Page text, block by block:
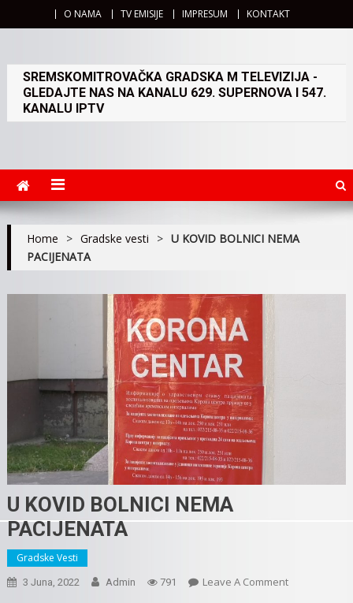
O NAMA TV EMISIJE IMPRESUM KONTAKT
SREMSKOMITROVAČKA GRADSKA M TELEVIZIJA -
GLEDAJTE NAS NA KANALU 629. SUPERNOVA I 547.
KANALU IPTV
Home > Gradske vesti > U KOVID BOLNICI NEMA
PACIJENATA
U KOVID BOLNICI NEMA
PACIJENATA
Gradske Vesti
3 Juna, 2022 Admin 791 Leave A CommentOn